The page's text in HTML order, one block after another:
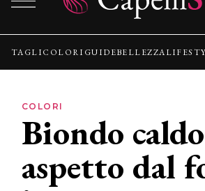
Guide
Lifestyle
News
TAGLICOLORI GUIDEBELLEZZA
COLORI
Biondo
aspetto dal